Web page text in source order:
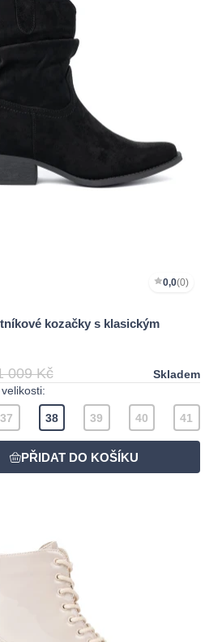
0,0(0)
kozačky s klasickým
009 Kč
Skladem
37 38 39 40 41